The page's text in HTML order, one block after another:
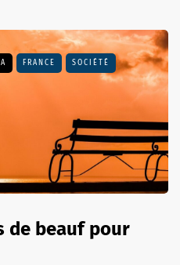
FRANCE SOCIÉTÉ
de beauf pour